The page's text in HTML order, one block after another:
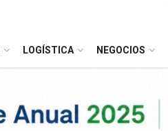
LOGÍSTICA NEGOCIOS